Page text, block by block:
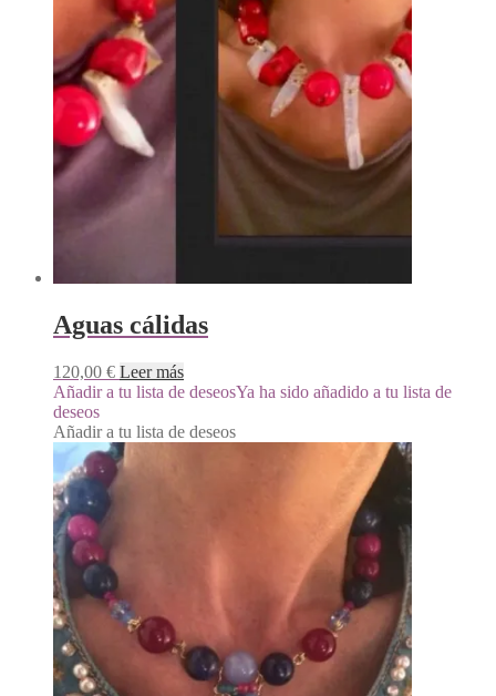
Aguas cálidas
120,00 € Leer más
Añadir a tu lista de deseosYa ha sido añadido a tu lista de
deseos
Añadir a tu lista de deseos